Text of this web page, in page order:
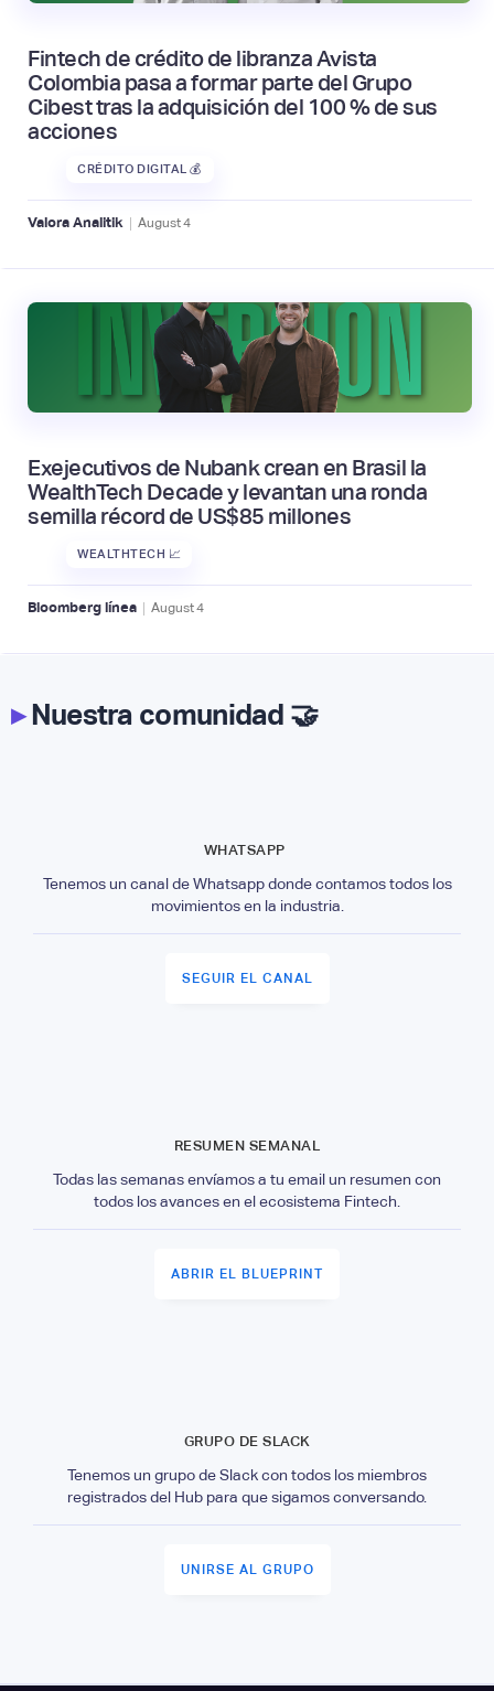
Fintech de crédito de libranza Avista
Colombia pasa a formar parte del Grupo
Cibest tras la adquisición del 100 % de sus
acciones
CRÉDITO DIGITAL 💰
Valora Analitik | August4
Exejecutivos de Nubank crean en Brasil la
WealthTech Decade y levantan una ronda
semilla récord de US$85 millones
WEALTHTECH 📈
Bloomberg línea | August4
▸Nuestra comunidad 🤝
WHATSAPP
Tenemos un canal de Whatsapp donde contamos todos los
movimientos en la industria.
SEGUIR EL CANAL
RESUMEN SEMANAL
Todas las semanas envíamos a tu email un resumen con
todos los avances en el ecosistema Fintech.
ABRIR EL BLUEPRINT
GRUPO DE SLACK
Tenemos un grupo de Slack con todos los miembros
registrados del Hub para que sigamos conversando.
UNIRSE AL GRUPO